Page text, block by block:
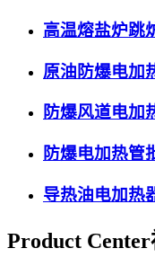
高温熔盐炉跳
原油防爆电加
防爆风道电加
防爆电加热管
导热油电加热
Product Center